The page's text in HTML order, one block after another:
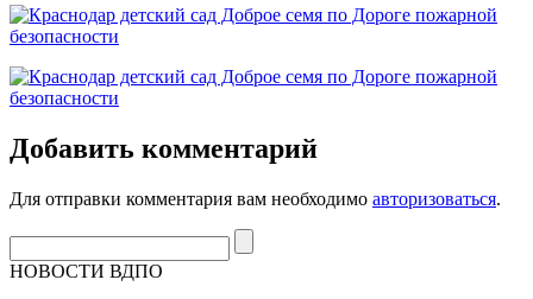
Добавить комментарий
Для отправки комментария вам необходимо авторизоваться.
НОВОСТИ ВДПО